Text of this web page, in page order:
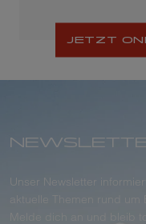
JETZT
Unser Newsletter
aktuelle Themen rund um
Melde dich an und bleib